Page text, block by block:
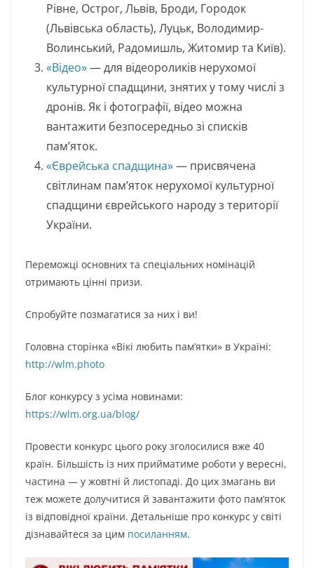
Рівне, Острог, Львів, Броди, Городок
(Львівська область), Луцьк, Володимир-
Волинський, Радомишль, Житомир та Київ).
«Відео»— для відеороликів нерухомої
культурної спадщини, знятих у тому числі з
дронів. Як і фотографії, відео можна
вантажити безпосередньо зі списків
пам’яток.
«Єврейська спадщина»— присвячена
світлинам пам’яток нерухомої культурної
спадщини єврейського народу з території
України.
Переможці основних та спеціальних номінацій
отримають цінні призи.
Спробуйте позмагатися за них і ви!
Головна сторінка «Вікі любить пам’ятки» в Україні:
http://wlm.photo
Блог конкурсу з усіма новинами:
https://wlm.org.ua/blog/
Провести конкурс цього року зголосилися вже 40
країн. Більшість із них прийматиме роботи у вересні,
частина — у жовтні й листопаді. До цих змагань ви
теж можете долучитися й завантажити фото пам’яток
із відповідної країни. Детальніше про конкурс у світі
дізнавайтеся за цим посиланням.